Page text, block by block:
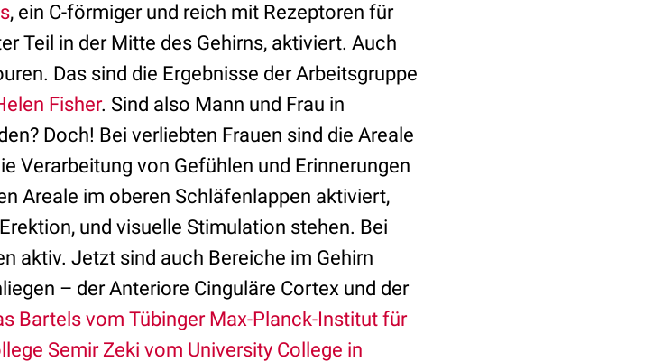
, ein C-förmiger und reich mit Rezeptoren für
Teil in der Mitte des Gehirns, aktiviert. Auch
Das sind die Ergebnisse der Arbeitsgruppe
Fisher. Sind also Mann und Frau in
Doch! Bei verliebten Frauen sind die Areale
Verarbeitung von Gefühlen und Erinnerungen
Areale im oberen Schläfenlappen aktiviert,
und visuelle Stimulation stehen. Bei
aktiv. Jetzt sind auch Bereiche im Gehirn
– der Anteriore Cinguläre Cortex und der
Bartels vom Tübinger Max-Planck-Institut für
Semir Zeki vom University College in